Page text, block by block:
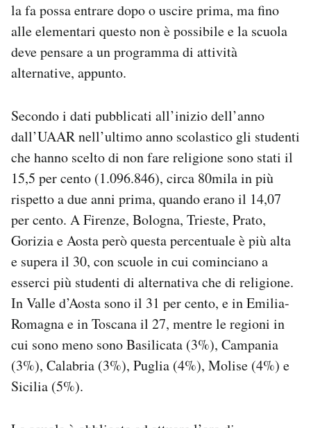
la fa possa entrare dopo o uscire prima, ma fino
alle elementari questo non è possibile e la scuola
deve pensare a un programma di attività
alternative, appunto.
Secondo i dati pubblicati all’inizio dell’anno
dall’UAAR nell’ultimo anno scolastico gli studenti
che hanno scelto di non fare religione sono stati il
15,5 per cento (1.096.846), circa 80mila in più
rispetto a due anni prima, quando erano il 14,07
per cento. A Firenze, Bologna, Trieste, Prato,
Gorizia e Aosta però questa percentuale è più alta
e supera il 30, con scuole in cui cominciano a
esserci più studenti di alternativa che di religione.
In Valle d’Aosta sono il 31 per cento, e in Emilia-
Romagna e in Toscana il 27, mentre le regioni in
cui sono meno sono Basilicata (3%), Campania
(3%), Calabria (3%), Puglia (4%), Molise (4%) e
Sicilia (5%).